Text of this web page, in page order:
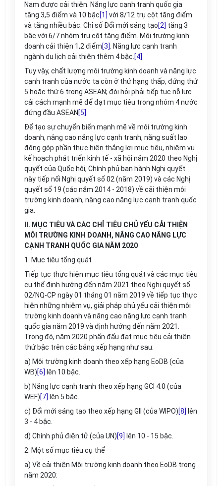
Nam được cải thiện. Năng lực cạnh tranh quốc gia
tăng 3,5 điểm và 10 bậc[1] với 8/12 trụ cột tăng điểm
và tăng nhiều bậc. Chỉ số Đổi mới sáng tạo[2] tăng 3
bậc với 6/7 nhóm trụ cột tăng điểm. Môi trường kinh
doanh cải thiện 1,2 điểm[3]
. Năng lực cạnh tranh
ngành du lịch cải thiện thêm 4 bậc. [4]
Tuy vậy, chất lượng môi trường kinh doanh và năng lực
cạnh tranh của nước ta còn ở thứ hạng thấp, đứng thứ
5 hoặc thứ 6 trong ASEAN; đòi hỏi phải tiếp tục nỗ lực
cải cách mạnh mẽ để đạt mục tiêu trong nhóm 4 nước
đứng đầu ASEAN [5]
Để tạo sự chuyển biến mạnh mẽ về môi trường kinh
doanh, nâng cao năng lực cạnh tranh, năng suất lao
động góp phần thực hiện thắng lợi mục tiêu, nhiệm vụ
kế hoạch phát triển kinh tế - xã hội năm 2020 theo Nghị
quyết của Quốc hội, Chính phủ ban hành Nghị quyết
này tiếp nối Nghị quyết số 02 (năm 2019) và các Nghị
quyết số 19 (các năm 2014 - 2018) về cải thiện môi
trường kinh doanh, nâng cao năng lực cạnh tranh quốc
gia.
II. MỤC TIÊU VÀ CÁC CHỈ TIÊU CHỦ YẾU CẢI THIỆN
MÔI TRƯỜNG KINH DOANH, NÂNG CAO NĂNG LỰC
CẠNH TRANH QUỐC GIA NĂM 2020
1. Mục tiêu tổng quát
Tiếp tục thực hiện mục tiêu tổng quát và các mục tiêu
cụ thể định hướng đến năm 2021 theo Nghị quyết số
02/NQ-CP ngày 01 tháng 01 năm 2019 về tiếp tục thực
hiện những nhiệm vụ, giải pháp chủ yếu cải thiện môi
trường kinh doanh và nâng cao năng lực cạnh tranh
quốc gia năm 2019 và định hướng đến năm 2021.
Trong đó, năm 2020 phấn đấu đạt mục tiêu cải thiện
thứ bậc trên các bảng xếp hạng như sau:
a) Môi trường kinh doanh theo xếp hạng EoDB (của
WB)[6] lên 10 bậc.
b) Năng lực cạnh tranh theo xếp hạng GCI 4.0 (của
WEF)[7] lên 5 bậc.
c) Đổi mới sáng tạo theo xếp hạng GII (của WIPO)[8] ên
3 - 4 bậc.
d) Chính phủ điện tử (của UN)[9] lên 10 - 15 bậc.
2. Một số mục tiêu cụ thể
a) Về cải thiện Môi trường kinh doanh theo EoDB trong
năm 2020: